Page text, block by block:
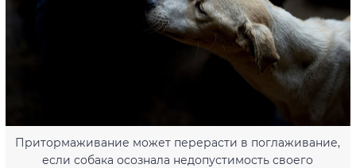
Притормаживание может перерасти в поглаживание,
если собака осознала недопустимость своего